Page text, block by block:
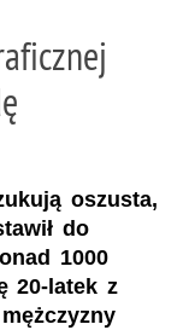
oszusta,
do
1000
20-latek z